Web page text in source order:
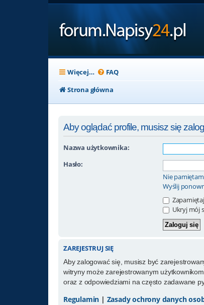
Więcej… FAQ
Strona główna
Aby oglądać profile, musisz się
Nazwa użytkownika:
Hasło:
Nie pamiętam
Wyślij
Ukryj mój
ZAREJESTRUJ SIĘ
Aby zalogować się, musisz być
witryny może zarejestrowanym
oraz z odpowiedziami na często zadawane
Regulamin | Zasady ochrony danych